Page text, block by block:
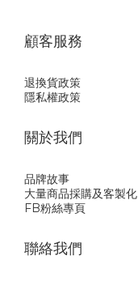
顧客服務
退換貨政策
隱私權政策
關於我們
品牌故事
大量商品採購及客製化
FB粉絲專頁
聯絡我們